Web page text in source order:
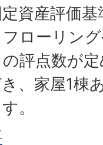
資産評価
ローリン
評点数が
、家屋1棟
。